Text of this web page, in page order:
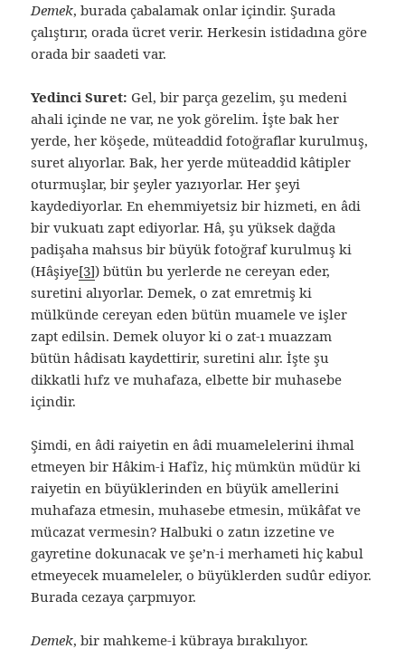
Demek, burada çabalamak onlar içindir. Şurada
çalıştırır, orada ücret verir. Herkesin istidadına göre
orada bir saadeti var.
Yedinci Suret: Gel, bir parça gezelim, şu medeni
ahali içinde ne var, ne yok görelim. İşte bak her
yerde, her köşede, müteaddid fotoğraflar kurulmuş,
suret alıyorlar. Bak, her yerde müteaddid kâtipler
oturmuşlar, bir şeyler yazıyorlar. Her şeyi
kaydediyorlar. En ehemmiyetsiz bir hizmeti, en âdi
bir vukuatı zapt ediyorlar. Hâ, şu yüksek dağda
padişaha mahsus bir büyük fotoğraf kurulmuş ki
(Hâşiye[3]) bütün bu yerlerde ne cereyan eder,
suretini alıyorlar. Demek, o zat emretmiş ki
mülkünde cereyan eden bütün muamele ve işler
zapt edilsin. Demek oluyor ki o zat-ı muazzam
bütün hâdisatı kaydettirir, suretini alır. İşte şu
dikkatli hıfz ve muhafaza, elbette bir muhasebe
içindir.
Şimdi, en âdi raiyetin en âdi muamelelerini ihmal
etmeyen bir Hâkim-i Hafîz, hiç mümkün müdür ki
raiyetin en büyüklerinden en büyük amellerini
muhafaza etmesin, muhasebe etmesin, mükâfat ve
mücazat vermesin? Halbuki o zatın izzetine ve
gayretine dokunacak ve şe’n-i merhameti hiç kabul
etmeyecek muameleler, o büyüklerden sudûr ediyor.
Burada cezaya çarpmıyor.
Demek, bir mahkeme-i kübraya bırakılıyor.